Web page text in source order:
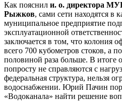
Как пояснил и. о. директора
Рыжков, сами сети находятся в
муниципальное предприятие
эксплуатационной
заключается в том, что колония
всего 700 кубометров стоков, а
половиной раза больше. В итоге
попросту не справляются с
федеральная структура, нельзя
водоснабжении. Юрий Пачин
«Водоканала» найти решение